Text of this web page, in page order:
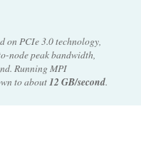
on PCIe 3.0 technology,
node peak bandwidth,
Running MPI
to about12 GB/second.